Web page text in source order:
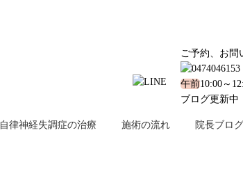
ご予約、お問
午前10:00～
ブログ更新中
自律神経失調症の治療 施術の流れ 院長ブログ